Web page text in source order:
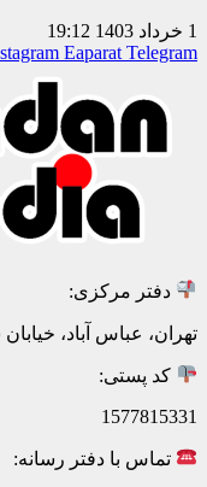
1 خرداد 1403
19:12
Eaparat Telegram
دفتر مرکزی:
تهران، عباس آباد، خیابان
کد پستی:
1577815331
تماس با دفتر رسانه: